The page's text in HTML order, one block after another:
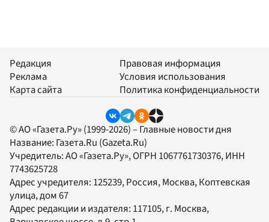
Редакция
Реклама
Карта сайта
Правовая информация
Условия использования
Политика конфиденциальности
© АО «Газета.Ру» (1999-2026) – Главные новости дня
Название: Газета.Ru (Gazeta.Ru)
Учредитель:АО «Газета.Ру», ОГРН 1067761730376, ИНН
7743625728
Адрес учредителя: 125239, Россия, Москва, Коптевская
улица, дом 67
Адрес редакции и издателя: 117105, г. Москва,